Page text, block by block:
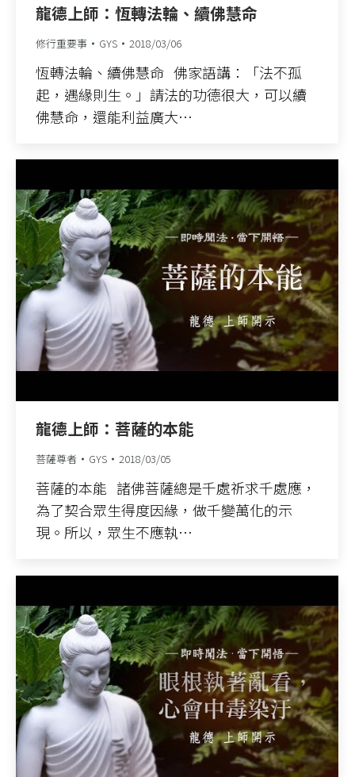
龍德上師：恆轉法輪、續佛慧命
修行重要事 GYS 2018/03/06
恆轉法輪、續佛慧命 佛家語講：「法不孤
起，遇緣則生。」請法的功德很大，可以續
佛慧命，還能利益廣大…
龍德上師：菩薩的本能
菩薩尊者 GYS 2018/03/05
菩薩的本能 諸佛菩薩總是千處祈求千處應，
為了契合眾生得度因緣，做千變萬化的示
現。所以，眾生不應執…